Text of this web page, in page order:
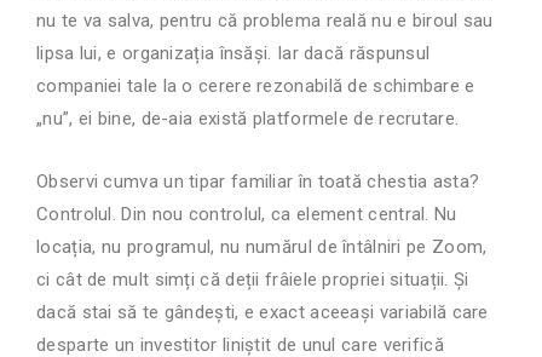
nu te va salva, pentru că problema reală nu e biroul sau
lipsa lui, e organizația însăși. Iar dacă răspunsul
companiei tale la o cerere rezonabilă de schimbare e
„nu”, ei bine, de-aia există platformele de recrutare.
Observi cumva un tipar familiar în toată chestia asta?
Controlul. Din nou controlul, ca element central. Nu
locația, nu programul, nu numărul de întâlniri pe Zoom,
ci cât de mult simți că deții frâiele propriei situații. Și
dacă stai să te gândești, e exact aceeași variabilă care
desparte un investitor liniștit de unul care verifică